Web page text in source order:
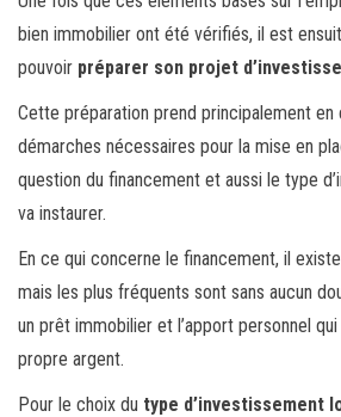
bien immobilier ont été vérifiés, il est
pouvoir préparer son projet
Cette préparation prend principalement
démarches nécessaires pour la mise en
question du financement et aussi le type
va instaurer.
En ce qui concerne le financement, il
mais les plus fréquents sont sans aucun
un prêt immobilier et l’apport personnel
propre argent.
Pour le choix du type d’investissement